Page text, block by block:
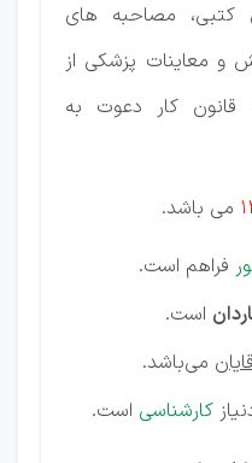
مصاحبه های
و معاینات پزشکی از
قانون کار دعوت به
می باشد.
فراهم است.
است.
می‌باشد.
کارشناسی است.